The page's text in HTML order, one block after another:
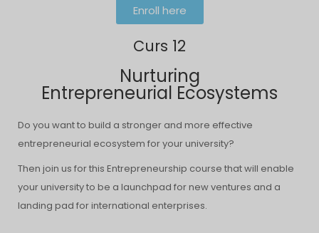
Enroll here
Curs 12
Nurturing
Entrepreneurial Ecosystems
Do you want to build a stronger and more effective
entrepreneurial ecosystem for your university?
Then join us for this Entrepreneurship course that will enable
your university to be a launchpad for new ventures and a
landing pad for international enterprises.